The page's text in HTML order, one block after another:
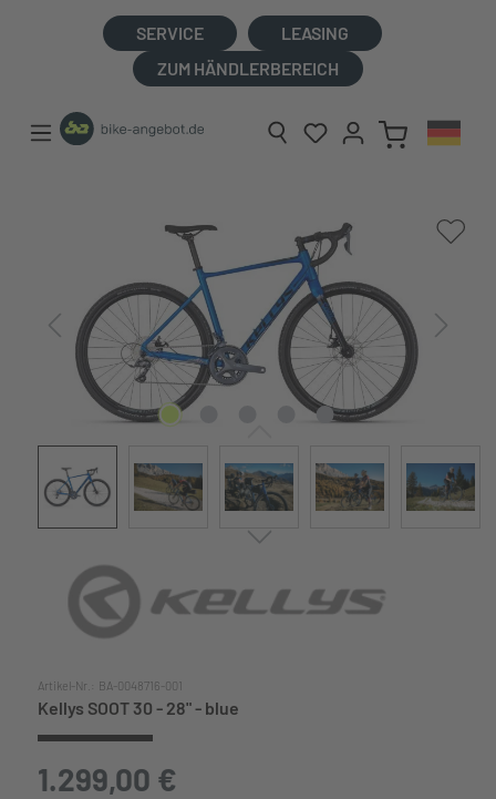
SERVICE
LEASING
ZUM HÄNDLERBEREICH
Bildergalerie überspringen
Artikel-Nr.: BA-0048716-001
Kellys SOOT 30 - 28" - blue
1.299,00 €